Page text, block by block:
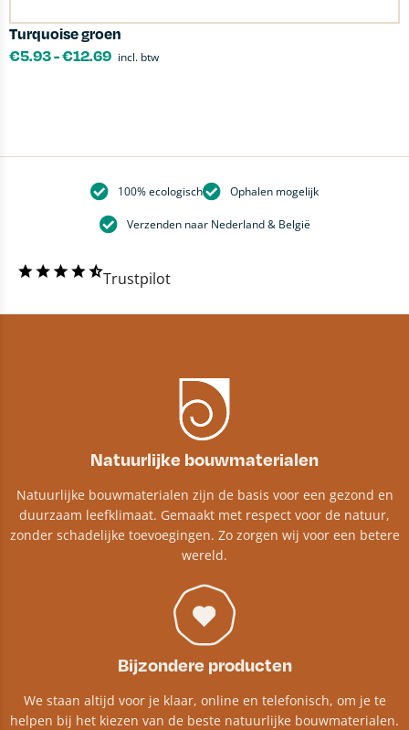
Turquoise groen
€5.93-€12.69 incl. btw
100% ecologisch Ophalen mogelijk
Verzenden naar Nederland & België
Trustpilot
Natuurlijke bouwmaterialen
Natuurlijke bouwmaterialen zijn de basis voor een gezond en
duurzaam leefklimaat. Gemaakt met respect voor de natuur,
zonder schadelijke toevoegingen. Zo zorgen wij voor een betere
wereld.
Bijzondere producten
We staan altijd voor je klaar, online en telefonisch, om je te
helpen bij het kiezen van de beste natuurlijke bouwmaterialen.